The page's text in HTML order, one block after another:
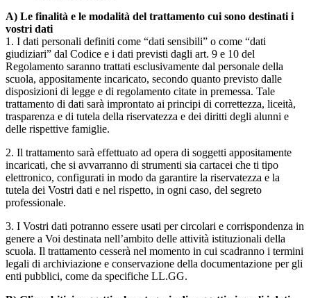
A) Le finalità e le modalità del trattamento cui sono destinati i
vostri dati
1. I dati personali definiti come “dati sensibili” o come “dati
giudiziari” dal Codice e i dati previsti dagli art. 9 e 10 del
Regolamento saranno trattati esclusivamente dal personale della
scuola, appositamente incaricato, secondo quanto previsto dalle
disposizioni di legge e di regolamento citate in premessa. Tale
trattamento di dati sarà improntato ai principi di correttezza, liceità,
trasparenza e di tutela della riservatezza e dei diritti degli alunni e
delle rispettive famiglie.
2. Il trattamento sarà effettuato ad opera di soggetti appositamente
incaricati, che si avvarranno di strumenti sia cartacei che ti tipo
elettronico, configurati in modo da garantire la riservatezza e la
tutela dei Vostri dati e nel rispetto, in ogni caso, del segreto
professionale.
3. I Vostri dati potranno essere usati per circolari e corrispondenza in
genere a Voi destinata nell’ambito delle attività istituzionali della
scuola. Il trattamento cesserà nel momento in cui scadranno i termini
legali di archiviazione e conservazione della documentazione per gli
enti pubblici, come da specifiche LL.GG.